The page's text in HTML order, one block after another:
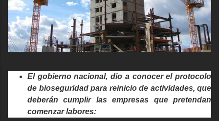
El gobierno nacional, dio a conocer el protocolo
de bioseguridad para reinicio de actividades, que
deberán cumplir las empresas que pretendan
comenzar labores: